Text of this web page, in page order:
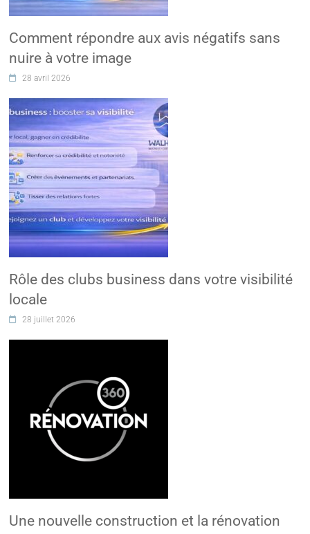
Comment répondre aux avis négatifs sans
nuire à votre image
28 avril 2026
Rôle des clubs business dans votre visibilité
locale
28 juillet 2026
Une nouvelle construction et la rénovation